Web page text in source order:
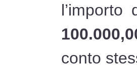
l’importo
conto